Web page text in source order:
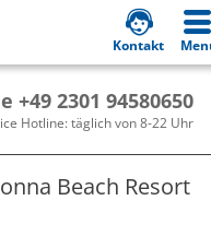
+49 2301 94580650
Hotline: täglich von 8-22 Uhr
Kontakt
Beach Resort